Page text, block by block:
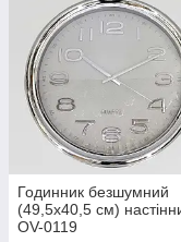
Годинник безшумний
(49,5х40,5 см)
OV-0119